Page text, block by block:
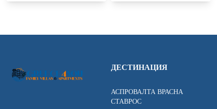
ДЕСТИНАЦИЯ
АСПРОВАЛТА ВРАСНА
СТАВРОС